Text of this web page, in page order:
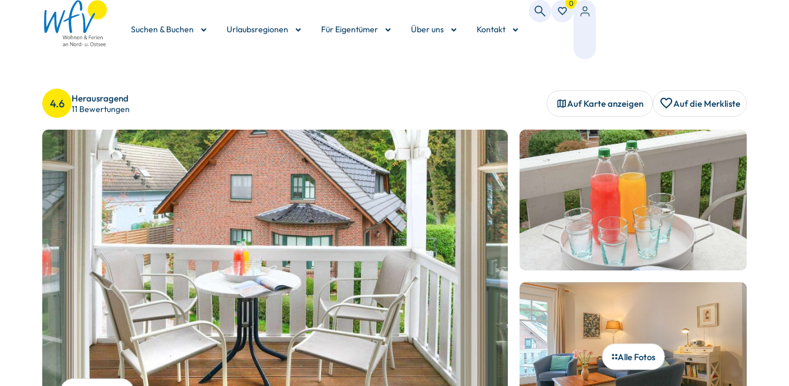
Suchen & Buchen Urlaubsregionen Für Eigentümer Über uns Kontakt
0
4.6 Herausragend
11 Bewertungen Auf Karte anzeigen Auf die Merkliste
Alle Fotos